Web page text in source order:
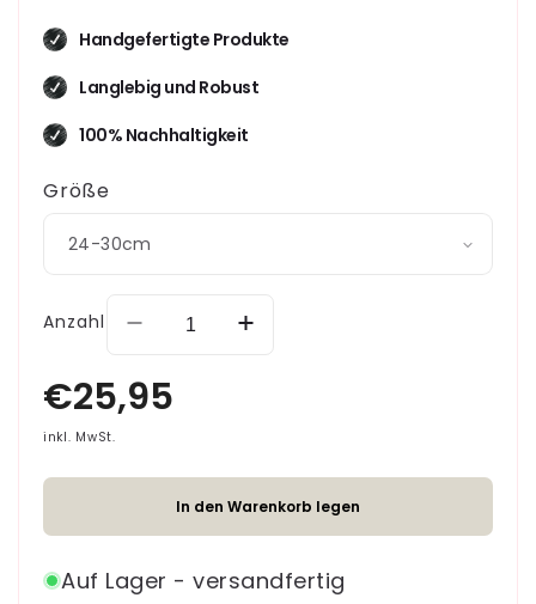
Handgefertigte Produkte
Langlebig und Robust
100% Nachhaltigkeit
Größe
Anzahl
Verringere
Menge
für
Braun
Erhöhe
Braun
inkl. MwSt.
In den Warenkorb legen
Auf Lager - versandfertig